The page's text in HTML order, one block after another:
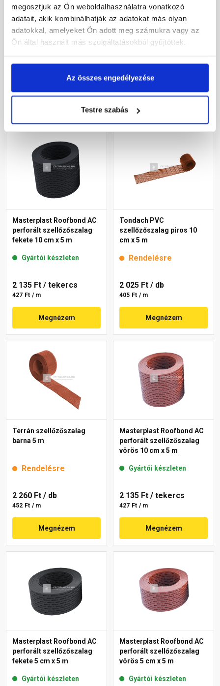
megosztjuk az Ön weboldalhasználatra vonatkozó
adatait, akik kombinálhatják az adatokat más olyan
adatokkal, amelyeket Ön adott meg számukra vagy az
Ön által használt más szolgáltatásokból gyűjtöttek.
Az összes engedélyezése
Testre szabás
Leier alumínium
szellőzőszalag
téglavörös/fekete10 m
Rendelésre
Klöber ereszszellőző
szalag téglavörös 10 cm x
5 m
Gyártói készleten
1 645 Ft/ tekercs
Masterplast Roofbond AC
perforált szellőzőszalag
fekete 10 cm x 5 m
Gyártói készleten
2 135 Ft / tekercs
427 Ft / m
Megnézem
Tondach PVC
szellőzőszalag piros 10
cm x 5 m
Rendelésre
2 025 Ft / db
405 Ft / m
Megnézem
Terrán szellőzőszalag
barna 5 m
Rendelésre
2 260 Ft / db
452 Ft / m
Megnézem
Masterplast Roofbond AC
perforált szellőzőszalag
vörös 10 cm x 5 m
Gyártói készleten
2 135 Ft / tekercs
427 Ft / m
Megnézem
Masterplast Roofbond AC
perforált szellőzőszalag
fekete 5 cm x 5 m
Gyártói készleten
Masterplast Roofbond AC
perforált szellőzőszalag
vörös 5 cm x 5 m
Gyártói készleten